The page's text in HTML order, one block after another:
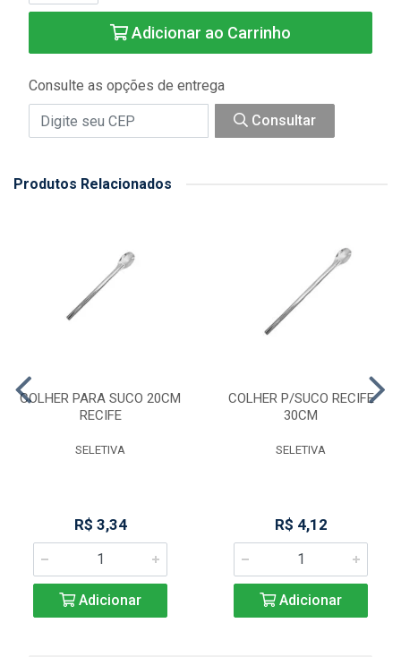
Adicionar ao Carrinho
Consulte as opções de entrega
Consultar
Produtos Relacionados
COLHER PARA SUCO 20CM
RECIFE
SELETIVA
R$ 3,34
Adicionar
COLHER P/SUCO RECIFE
30CM
SELETIVA
R$ 4,12
Adicionar